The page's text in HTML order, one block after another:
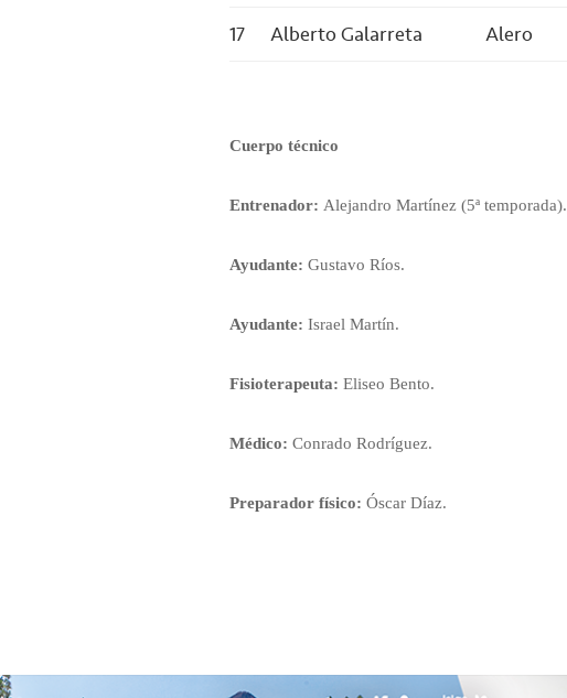
17
Alberto Galarreta Alero
Cuerpo técnico
Entrenador: Alejandro Martínez (5ª temporada).
Ayudante: Gustavo Ríos.
Ayudante: Israel Martín.
Fisioterapeuta: Eliseo Bento.
Médico: Conrado Rodríguez.
Preparador físico: Óscar Díaz.